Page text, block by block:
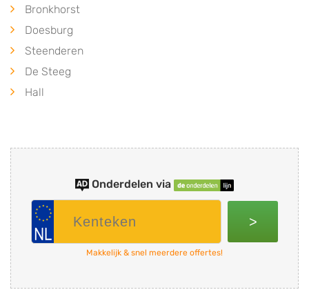
Bronkhorst
Doesburg
Steenderen
De Steeg
Hall
Onderdelen via
>
Makkelijk & snel meerdere offertes!